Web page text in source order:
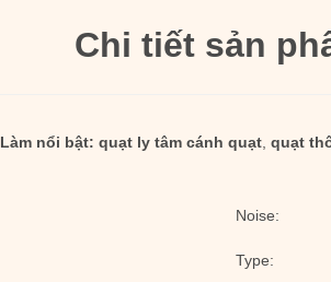
Chi tiết sản
Làm nổi bật: quạt ly tâm cánh quạt quạt
Noise:
Type: